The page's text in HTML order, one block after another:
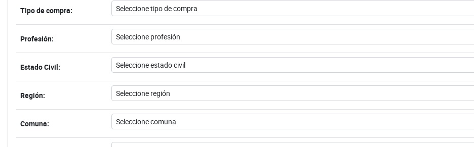
Tipo de compra:
Profesión:
Estado Civil:
Región:
Comuna: